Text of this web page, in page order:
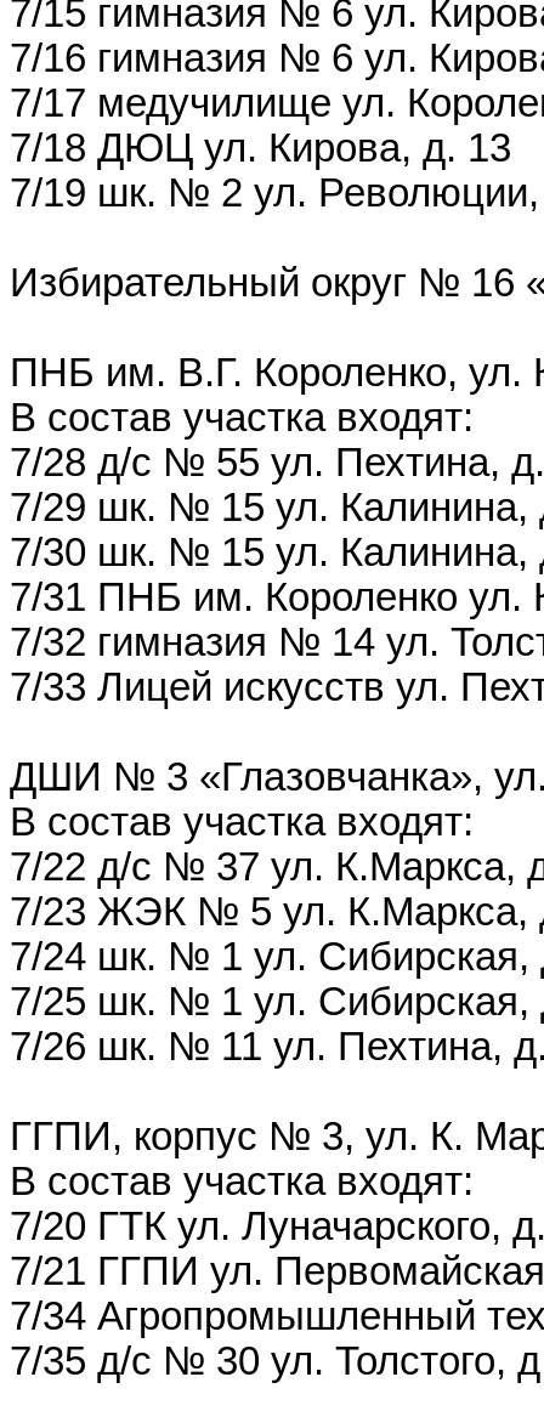
7/15 гимназия № 6 ул.
7/16 гимназия № 6 ул.
7/17 медучилище ул.
7/18 ДЮЦ ул. Кирова, д. 13
7/19 шк. № 2 ул.
Избирательный округ № 16
ПНБ им. В.Г. Короленко, ул.
В состав участка входят:
7/28 д/с № 55 ул. Пехтина,
7/29 шк. № 15 ул. Калинина,
7/30 шк. № 15 ул. Калинина,
7/31 ПНБ им. Короленко ул.
7/32 гимназия № 14 ул.
7/33 Лицей искусств ул.
ДШИ № 3 «Глазовчанка»,
В состав участка входят:
7/22 д/с № 37 ул. К.Маркса,
7/23 ЖЭК № 5 ул. К.Маркса,
7/24 шк. № 1 ул. Сибирская,
7/25 шк. № 1 ул. Сибирская,
7/26 шк. № 11 ул. Пехтина,
ГГПИ, корпус № 3, ул. К.
В состав участка входят:
7/20 ГТК ул. Луначарского,
7/21 ГГПИ ул.
7/34 Агропромышленный
7/35 д/с № 30 ул. Толстого,